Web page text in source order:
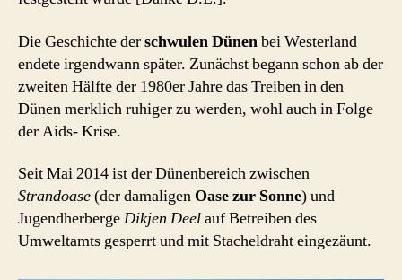
Die Geschichte derschwulen Dünenbei Westerland
endete irgendwann später. Zunächst begann schon ab der
zweiten Hälfte der 1980er Jahre das Treiben in den
Dünen merklich ruhiger zu werden, wohl auch in Folge
der Aids- Krise.
Seit Mai 2014 ist der Dünenbereich zwischen
Strandoase(der damaligen Oase zur Sonne) und
JugendherbergeDikjen Deelauf Betreiben des
Umweltamts gesperrt und mit Stacheldraht eingezäunt.